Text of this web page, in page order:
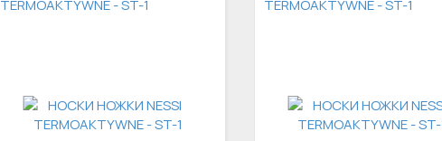
TERMOAKTYWNE - ST-1
TERMOAKTYWNE - ST-1